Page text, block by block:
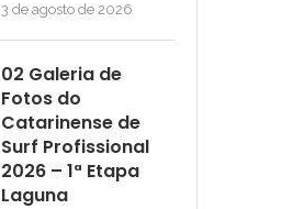
3 de agosto de 2026
02 Galeria de
Fotos do
Catarinense de
Surf Profissional
2026 – 1ª Etapa
Laguna